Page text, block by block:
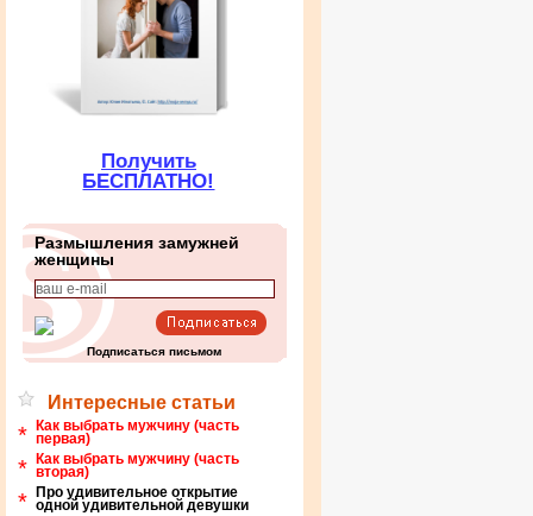
Получить
БЕСПЛАТНО!
Размышления замужней
женщины
Подписаться письмом
Интересные статьи
*
Как выбрать мужчину (часть
первая)
*
Как выбрать мужчину (часть
вторая)
*
Про удивительное открытие
одной удивительной девушки